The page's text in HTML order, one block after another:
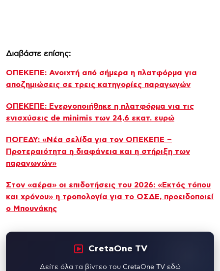
Διαβάστε επίσης:
ΟΠΕΚΕΠΕ: Ανοιχτή από σήμερα η πλατφόρμα για
αποζημιώσεις σε τρεις κατηγορίες παραγωγών
ΟΠΕΚΕΠΕ: Ενεργοποιήθηκε η πλατφόρμα για τις
ενισχύσεις de minimis των 24,6 εκατ. ευρώ
ΠΟΓΕΔΥ: «Νέα σελίδα για τον ΟΠΕΚΕΠΕ –
Προτεραιότητα η διαφάνεια και η στήριξη των
παραγωγών»
Στον «αέρα» οι επιδοτήσεις του 2026: «Εκτός τόπου
και χρόνου» η τροπολογία για το ΟΣΔΕ, προειδοποιεί
ο Μπουνάκης
CretaOne TV
Δείτε όλα τα βίντεο του CretaOne TV εδώ